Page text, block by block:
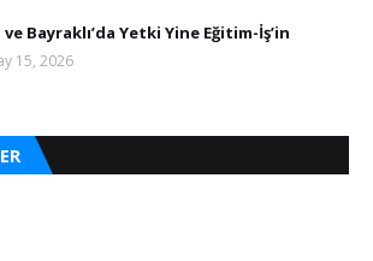
ve Bayraklı’da Yetki Yine Eğitim-İş’in
15, 2026